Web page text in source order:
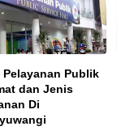
Pelayanan Publik
dan Jenis
Di